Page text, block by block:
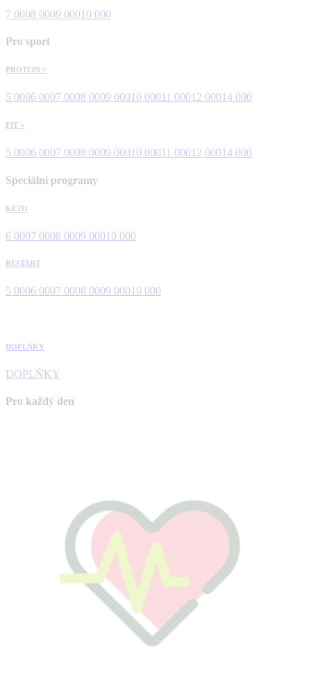
7 0008 0009 00010 000
Pro sport
PROTEIN +
5 0006 0007 0008 0009 00010 00011 00012 00014 000
FIT +
5 0006 0007 0008 0009 00010 00011 00012 00014 000
Speciální programy
KETO
6 0007 0008 0009 00010 000
RESTART
5 0006 0007 0008 0009 00010 000
DOPLŇKY
DOPLŇKY
Pro každý den